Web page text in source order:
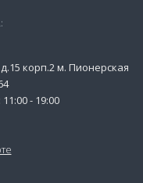
корп.2 м. Пионерская
- 19:00